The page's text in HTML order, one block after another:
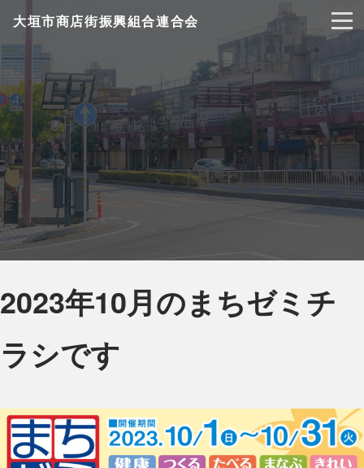
大垣市商店街振興組合連合会
2023年10月のまちゼミチ
ラシです